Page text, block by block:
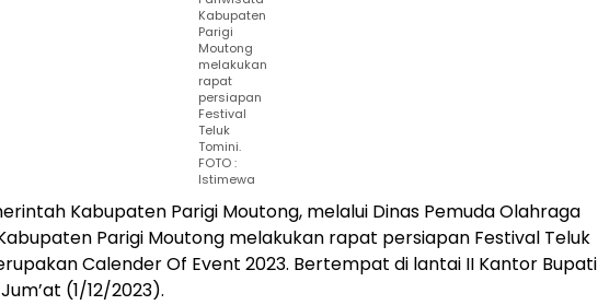
Kabupaten
Parigi
Moutong
melakukan
rapat
persiapan
Festival
Teluk
Tomini.
FOTO :
Istimewa
Kabupaten Parigi Moutong, melalui Dinas Pemuda Olahraga
Parigi Moutong melakukan rapat persiapan Festival Teluk
Calender Of Event 2023. Bertempat di lantai II Kantor Bupati
(1/12/2023).